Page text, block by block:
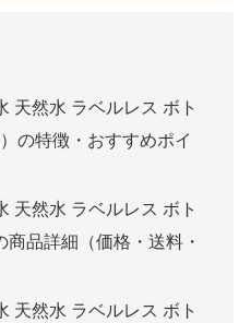
天然水 ラベルレス ボト
の特徴・おすすめポイ
天然水 ラベルレス ボト
商品詳細（価格・送料・
天然水 ラベルレス ボト